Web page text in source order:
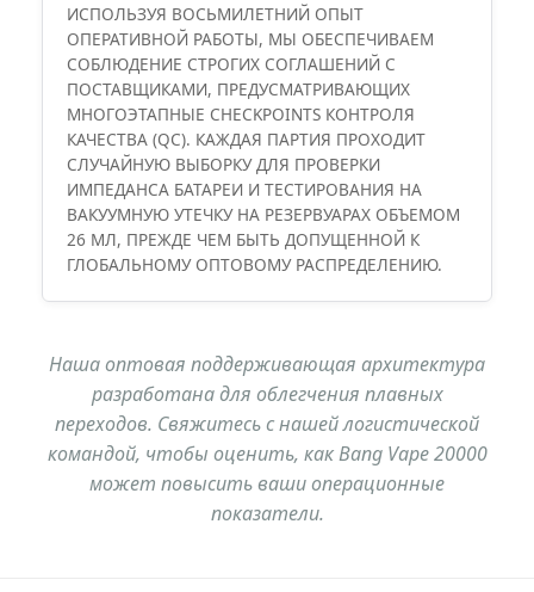
ИСПОЛЬЗУЯ ВОСЬМИЛЕТНИЙ ОПЫТ
ОПЕРАТИВНОЙ РАБОТЫ, МЫ ОБЕСПЕЧИВАЕМ
СОБЛЮДЕНИЕ СТРОГИХ СОГЛАШЕНИЙ С
ПОСТАВЩИКАМИ, ПРЕДУСМАТРИВАЮЩИХ
МНОГОЭТАПНЫЕ CHECKPOINTS КОНТРОЛЯ
КАЧЕСТВА (QC). КАЖДАЯ ПАРТИЯ ПРОХОДИТ
СЛУЧАЙНУЮ ВЫБОРКУ ДЛЯ ПРОВЕРКИ
ИМПЕДАНСА БАТАРЕИ И ТЕСТИРОВАНИЯ НА
ВАКУУМНУЮ УТЕЧКУ НА РЕЗЕРВУАРАХ ОБЪЕМОМ
26 МЛ, ПРЕЖДЕ ЧЕМ БЫТЬ ДОПУЩЕННОЙ К
ГЛОБАЛЬНОМУ ОПТОВОМУ РАСПРЕДЕЛЕНИЮ.
Наша оптовая поддерживающая архитектура
разработана для облегчения плавных
переходов. Свяжитесь с нашей логистической
командой, чтобы оценить, как Bang Vape 20000
может повысить ваши операционные
показатели.